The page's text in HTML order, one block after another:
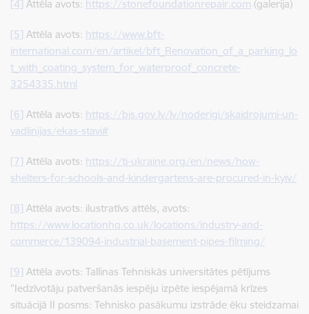
[4] Attēla avots: https://stonefoundationrepair.com (galerija)
[5] Attēla avots: https://www.bft-
international.com/en/artikel/bft_Renovation_of_a_parking_lo
t_with_coating_system_for_waterproof_concrete-
3254335.html
[6] Attēla avots: https://bis.gov.lv/lv/noderigi/skaidrojumi-un-
vadlinijas/ekas-stavi#
[7] Attēla avots: https://ti-ukraine.org/en/news/how-
shelters-for-schools-and-kindergartens-are-procured-in-kyiv/
[8] Attēla avots: ilustratīvs attēls, avots:
https://www.locationhq.co.uk/locations/industry-and-
commerce/139094-industrial-basement-pipes-filming/
[9] Attēla avots: Tallinas Tehniskās universitātes pētījums
"Iedzīvotāju patveršanās iespēju izpēte iespējamā krīzes
situācijā II posms: Tehnisko pasākumu izstrāde ēku steidzamai